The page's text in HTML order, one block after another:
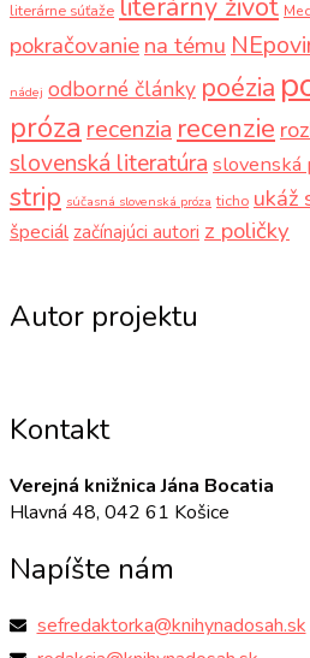
literárne súťaže literárny život
pokračovaniena tému
nádej odborné články poézia
próza recenzia recenzie
slovenská literatúra slovenská
strip súčasná slovenská próza ticho ukáž
špeciál začínajúci autori z poličky
Autor projektu
Kontakt
Verejná knižnica Jána Bocatia
Hlavná 48, 042 61 Košice
Napíšte nám
sefredaktorka@knihynadosah.sk